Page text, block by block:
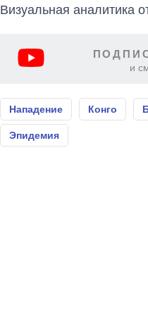
Визуальная аналитика
и
Нападение Конго
Эпидемия